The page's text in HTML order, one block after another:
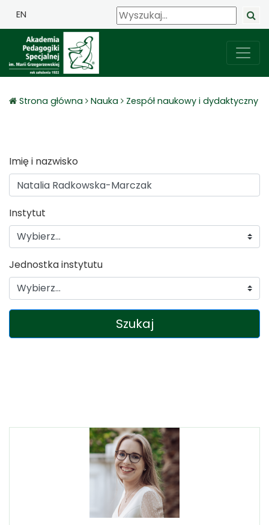
EN
Strona główna Nauka Zespół naukowy i dydaktyczny
Imię i nazwisko
Instytut
Jednostka instytutu
Szukaj